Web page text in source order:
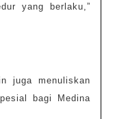
yang berlaku,”
juga menuliskan
bagi Medina